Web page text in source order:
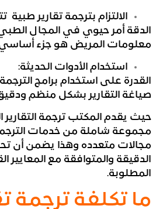
الالتزام بترجمة تقارير طبية
الدقة أمر حيوي في المجال الطبي،
معلومات المريض هو جزء
استخدام الأدوات الحديثة:
القدرة على استخدام برامج
صياغة التقارير بشكل منظم
حيث يقدم المكتب ترجمة التقارير
مجموعة شاملة من خدمات
مجالات متعدده وهذا يضمن أن
الدقيقة والمتوافقة مع المعايير
المطلوبة.
ما تكلفة ترجمة